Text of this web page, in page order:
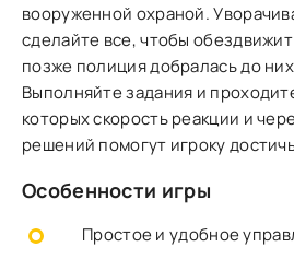
вооруженной охраной.
сделайте все, чтобы
позже полиция добралась до
Выполняйте задания и
которых скорость реакции и
решений помогут игроку
Особенности игры
Простое и удобное